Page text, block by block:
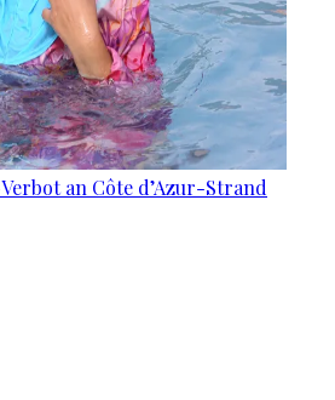
an Côte d’Azur-Strand